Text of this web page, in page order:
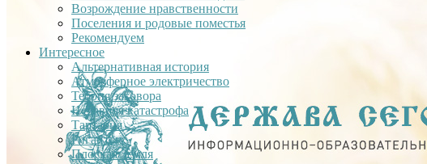
Возрождение нравственности
Поселения и родовые поместья
Рекомендуем
Интересное
Альтернативная история
Атмосферное электричество
Теория заговора
Недавняя катастрофа
Тартария
Гиганты
Плоская Земля